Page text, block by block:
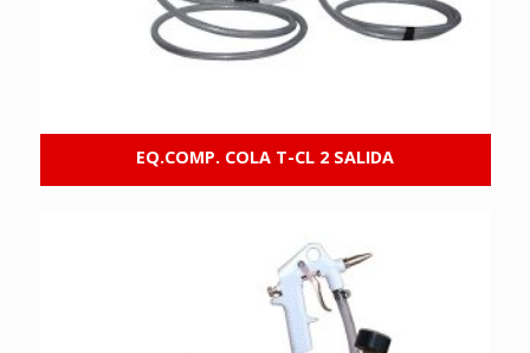
EQ.COMP. COLA T-CL 2 SALIDA